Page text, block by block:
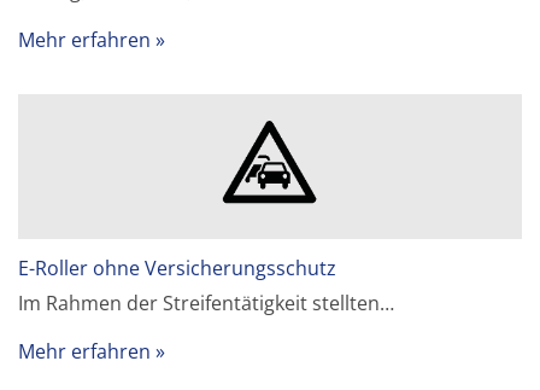
Mehr erfahren
E-Roller ohne Versicherungsschutz
Im Rahmen der Streifentätigkeit stellten…
Mehr erfahren